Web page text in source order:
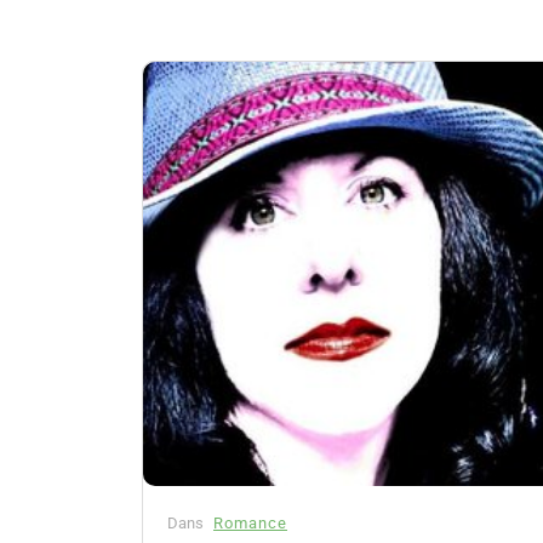
Dans Romance